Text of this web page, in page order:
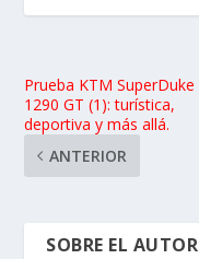
Prueba KTM SuperDuke
1290 GT (1): turística,
deportiva y más allá.
ANTERIOR
SOBRE EL AUTOR